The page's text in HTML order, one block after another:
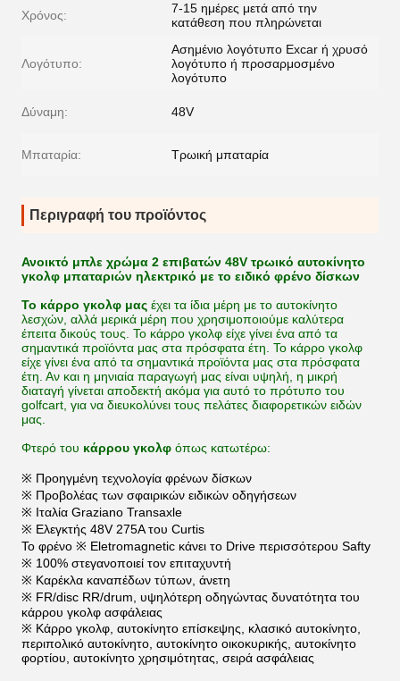
Χρόνος:
7-15 ημέρες μετά από την
κατάθεση που πληρώνεται
Λογότυπο:
Ασημένιο λογότυπο Excar ή χρυσό
λογότυπο ή προσαρμοσμένο
λογότυπο
Δύναμη: 48V
Μπαταρία: Τρωική μπαταρία
Περιγραφή του προϊόντος
Ανοικτό μπλε χρώμα 2 επιβατών 48V τρωικό αυτοκίνητο
γκολφ μπαταριών ηλεκτρικό με το ειδικό φρένο δίσκων
Το κάρρο γκολφ μας έχει τα ίδια μέρη με το αυτοκίνητο
λεσχών, αλλά μερικά μέρη που χρησιμοποιούμε καλύτερα
έπειτα δικούς τους. Το κάρρο γκολφ είχε γίνει ένα από τα
σημαντικά προϊόντα μας στα πρόσφατα έτη. Το κάρρο γκολφ
είχε γίνει ένα από τα σημαντικά προϊόντα μας στα πρόσφατα
έτη. Αν και η μηνιαία παραγωγή μας είναι υψηλή, η μικρή
διαταγή γίνεται αποδεκτή ακόμα για αυτό το πρότυπο του
golfcart, για να διευκολύνει τους πελάτες διαφορετικών ειδών
μας.
Φτερό του κάρρου γκολφ όπως κατωτέρω:
※ Προηγμένη τεχνολογία φρένων δίσκων
※ Προβολέας των σφαιρικών ειδικών οδηγήσεων
※ Ιταλία Graziano Transaxle
※ Ελεγκτής 48V 275A του Curtis
Το φρένο ※ Eletromagnetic κάνει το Drive περισσότερου Safty
※ 100% στεγανοποιεί τον επιταχυντή
※ Καρέκλα καναπέδων τύπων, άνετη
※ FR/disc RR/drum, υψηλότερη οδηγώντας δυνατότητα του
κάρρου γκολφ ασφάλειας
※ Κάρρο γκολφ, αυτοκίνητο επίσκεψης, κλασικό αυτοκίνητο,
περιπολικό αυτοκίνητο, αυτοκίνητο οικοκυρικής, αυτοκίνητο
φορτίου, αυτοκίνητο χρησιμότητας, σειρά ασφάλειας